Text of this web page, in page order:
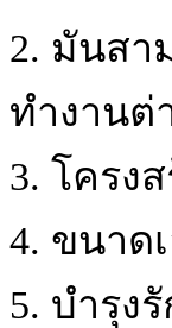
2. มันสา
ทำงานต่
3. โครง
4. ขนาด
5. บำรุง